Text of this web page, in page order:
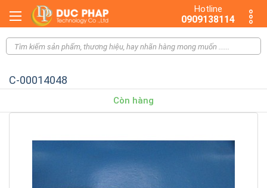
Hotline
0909138114
C-00014048
Còn hàng